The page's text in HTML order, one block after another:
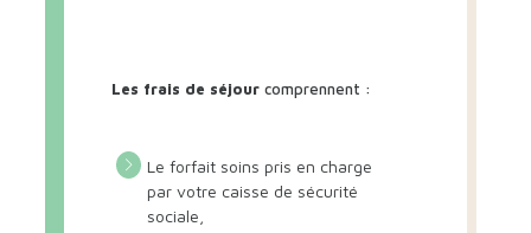
Les frais de séjour comprennent :
Le forfait soins pris en charge
par votre caisse de sécurité
sociale,